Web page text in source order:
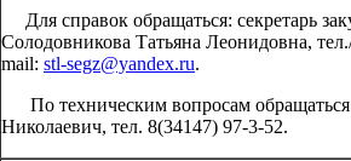
Для справок обращаться: секретарь
Солодовникова Татьяна Леонидовна,
mail: stl-segz@yandex.ru.
По техническим вопросам
Николаевич, тел. 8(34147) 97-3-52.